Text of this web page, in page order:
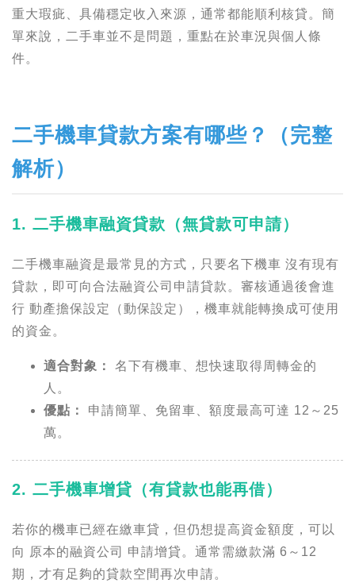
重大瑕疵、具備穩定收入來源，通常都能順利核貸。簡
單來說，二手車並不是問題，重點在於車況與個人條
件。
二手機車貸款方案有哪些？（完整
解析）
1. 二手機車融資貸款（無貸款可申請）
二手機車融資是最常見的方式，只要名下機車 沒有現有
貸款，即可向合法融資公司申請貸款。審核通過後會進
行 動產擔保設定（動保設定），機車就能轉換成可使用
的資金。
適合對象：
名下有機車、想快速取得周轉金的
人。
優點：
申請簡單、免留車、額度最高可達 12～25
萬。
2. 二手機車增貸（有貸款也能再借）
若你的機車已經在繳車貸，但仍想提高資金額度，可以
向 原本的融資公司 申請增貸。通常需繳款滿 6～12
期，才有足夠的貸款空間再次申請。